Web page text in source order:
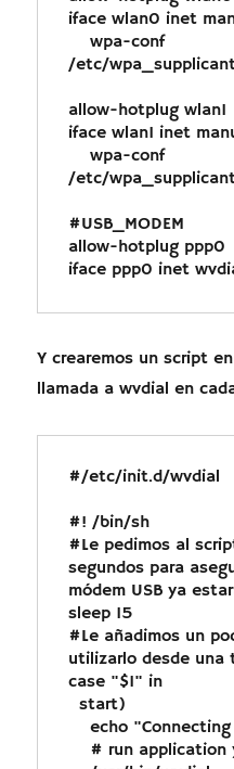
iface wlan0 inet
    wpa-conf
/etc/
allow-hotplug wlan1
iface wlan1 inet
    wpa-conf
/etc/
#USB_MODEM
allow-hotplug ppp0
iface ppp0 inet
Y crearemos un script
llamada a wvdial en
#/etc/init.d/wvdial
#! /bin/sh
#Le pedimos al
segundos para
módem USB ya
sleep 15
#Le añadimos un
utilizarlo desde una
case "$1" in
  start)
    echo "Connecting to Freedompop..."